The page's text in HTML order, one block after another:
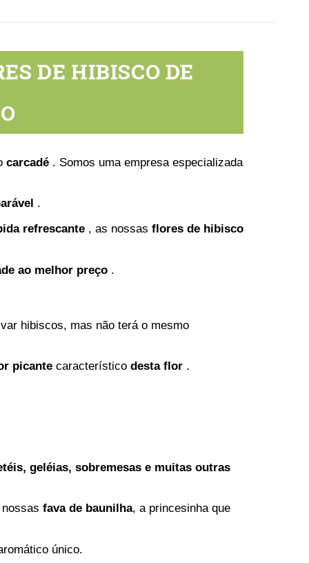
DE HIBISCO DE
carcadé. Somos uma empresa especializada
.
refrescante, as nossas flores de hibisco
ao melhor preço.
hibiscos, mas não terá o mesmo
picantecaracterístico desta flor.
geléias, sobremesas e muitas outras
fava de baunilha, a princesinha que
único.